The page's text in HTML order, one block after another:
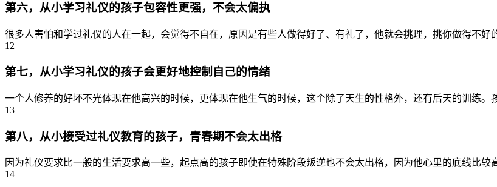
第六，从小学习礼仪的孩子包容性更强，不会太偏执
很多人害怕和学过礼仪的人在一起，会觉得不自在，原因是有些人做得好了、有礼了，他就会挑理，挑你做得不
12
第七，从小学习礼仪的孩子会更好地控制自己的情绪
一个人修养的好坏不光体现在他高兴的时候，更体现在他生气的时候，这个除了天生的性格外，还有后天的训练
13
第八，从小接受过礼仪教育的孩子，青春期不会太出格
因为礼仪要求比一般的生活要求高一些，起点高的孩子即使在特殊阶段叛逆也不会太出格，因为他心里的底线比
14